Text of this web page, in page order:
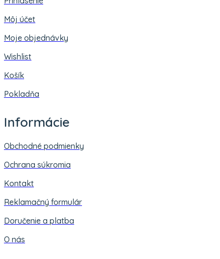
Môj účet
Moje objednávky
Wishlist
Košík
Pokladňa
Informácie
Obchodné podmienky
Ochrana súkromia
Kontakt
Reklamačný formulár
Doručenie a platba
O nás